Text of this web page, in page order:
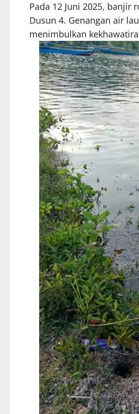
Pada 12 Juni 2025,
Dusun 4. Genangan air
menimbulkan